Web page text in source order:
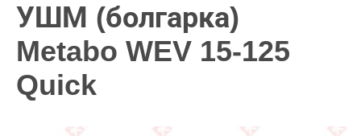
УШМ (болгарка)
Metabo WEV 15-125
Quick